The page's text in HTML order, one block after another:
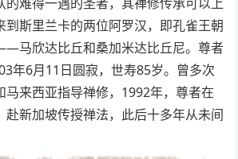
到斯里兰卡的两位阿罗汉，即孔雀王朝
马欣达比丘和桑加米达比丘尼。尊者
年6月11日圆寂，世寿85岁。曾多次
马来西亚指导禅修，1992年，尊者在
赴新加坡传授禅法，此后十多年从未间